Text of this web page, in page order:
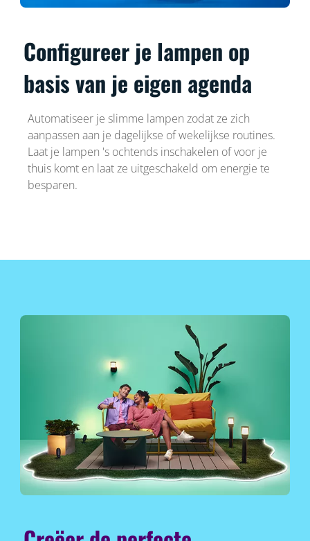
Configureer je lampen op
basis van je eigen agenda
Automatiseer je slimme lampen zodat ze zich
aanpassen aan je dagelijkse of wekelijkse routines.
Laat je lampen 's ochtends inschakelen of voor je
thuis komt en laat ze uitgeschakeld om energie te
besparen.